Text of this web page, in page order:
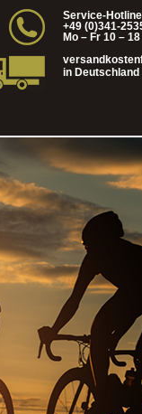
in Deutschland
Service-
+49 (0)341-
Mo – Fr 10 –